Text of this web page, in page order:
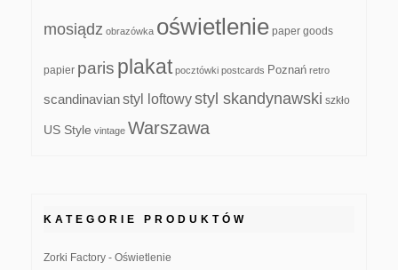
mosiądz obrazówka oświetlenie paper goods
papier paris plakat pocztówki postcards Poznań retro
scandinavianstyl loftowystyl skandynawski szkło
US Style vintage Warszawa
KATEGORIE PRODUKTÓW
Zorki Factory - Oświetlenie